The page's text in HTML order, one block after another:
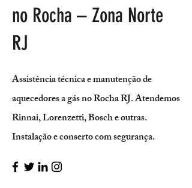
no Rocha – Zona Norte
RJ
Assistência técnica e manutenção de
aquecedores a gás no Rocha RJ. Atendemos
Rinnai, Lorenzetti, Bosch e outras.
Instalação e conserto com segurança.